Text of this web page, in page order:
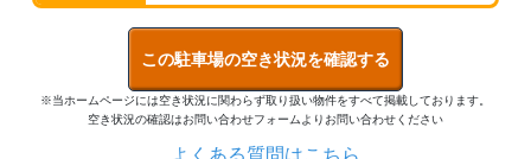
この駐車場の空き状況を確認する
※当ホームページには空き状況に関わらず取り扱い物件をすべて掲載しております。
空き状況の確認はお問い合わせフォームよりお問い合わせください